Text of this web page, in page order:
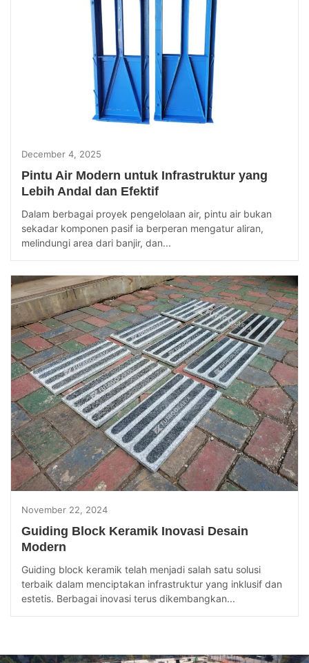
December 4, 2025
Pintu Air Modern untuk Infrastruktur yang
Lebih Andal dan Efektif
Dalam berbagai proyek pengelolaan air, pintu air bukan
sekadar komponen pasif ia berperan mengatur aliran,
melindungi area dari banjir, dan...
November 22, 2024
Guiding Block Keramik Inovasi Desain
Modern
Guiding block keramik telah menjadi salah satu solusi
terbaik dalam menciptakan infrastruktur yang inklusif dan
estetis. Berbagai inovasi terus dikembangkan...